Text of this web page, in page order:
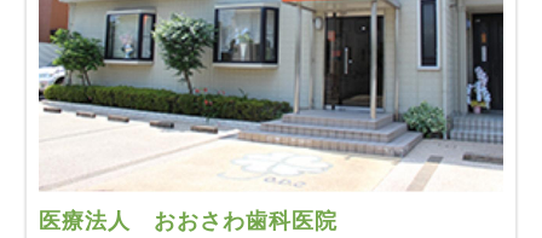
医療法人 おおさわ歯科医院